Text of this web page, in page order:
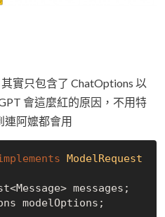
實只包含了 ChatOptions 以
會這麼紅的原因，不用特
連阿嬤都會用
ModelRequest
messages;
modelOptions;